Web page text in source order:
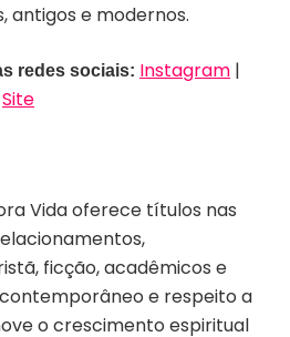
antigos e modernos.
redes sociais: Instagram |
Site
Vida oferece títulos nas
ficção, acadêmicos e
e respeito a
o crescimento espiritual